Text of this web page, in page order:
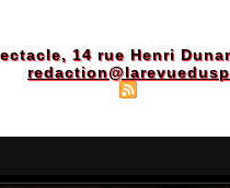
14 rue Henri